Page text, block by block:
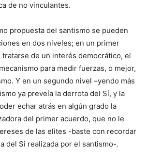
de no vinculantes.
propuesta del santismo se pueden
en dos niveles; en un primer
tratarse de un interés democrático, el
para medir fuerzas, o mejor,
Y en un segundo nivel –yendo más
ya preveía la derrota del Sí, y la
echar atrás en algún grado la
del primer acuerdo, que no le
de las elites -baste con recordar
del Si realizada por el santismo-.